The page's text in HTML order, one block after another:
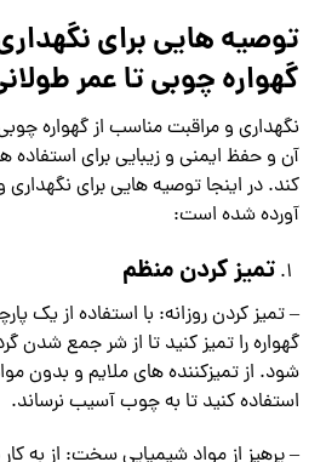
توصیه هایی برای
گهواره چوبی تا عمر
نگهداری و مراقبت مناسب از گهواره
آن و حفظ ایمنی و زیبایی برای
کند. در اینجا توصیه هایی برای نگهداری
آورده شده است:
تمیز کردن منظم
– تمیز کردن روزانه: با استفاده از یک
گهواره را تمیز کنید تا از شر جمع شدن
شود. از تمیزکننده های ملایم و بدون
استفاده کنید تا به چوب آسیب نرساند.
– پرهیز از مواد شیمیایی سخت: از به